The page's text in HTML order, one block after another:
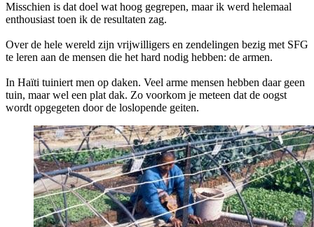
Misschien is dat doel wat hoog gegrepen, maar ik werd helemaal
enthousiast toen ik de resultaten zag.
Over de hele wereld zijn vrijwilligers en zendelingen bezig met SFG
te leren aan de mensen die het hard nodig hebben: de armen.
In Haïti tuiniert men op daken. Veel arme mensen hebben daar geen
tuin, maar wel een plat dak. Zo voorkom je meteen dat de oogst
wordt opgegeten door de loslopende geiten.